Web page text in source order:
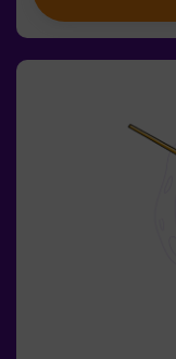
(¡cuidado con la
building¿Serás tú
❗Menores de 14